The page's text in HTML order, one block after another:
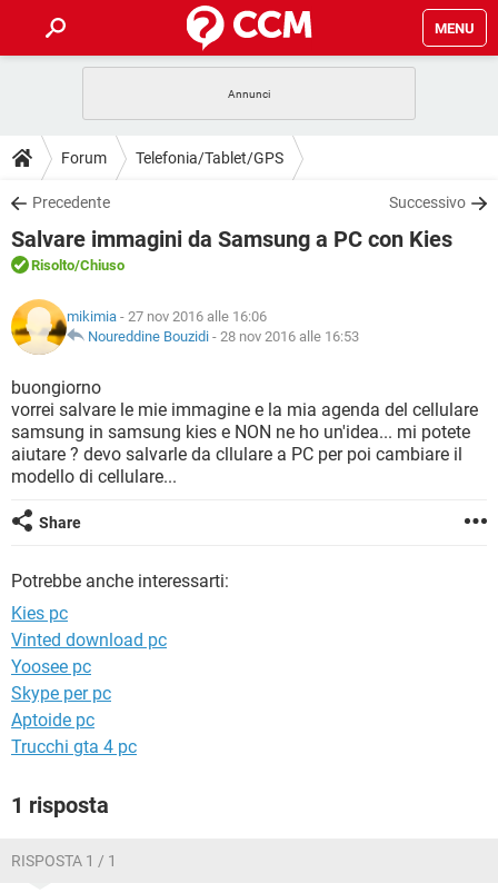
MENU
INTRATTENIMENTO ANDROID
iOS
INSTAGRAM WHATSAPP
TIKTOK
HARDWARE
GUIDE
COVID-19 GAMING
iOS
INSTAGRAM
TIKTOK FACEBOOK
DOWNLOAD
COVID-19 GAMING
INTRATTENIMENTO
iOS WINDOWS 10
INSTAGRAM
TIKTOK
HARDWARE
FORUM
COVID-19
INTRATTENIMENTO ANDROID
INSTAGRAM WHATSAPP
TIKTOK FACEBOOK
HARDWARE
GLOSSARIO
COVID-19
INTRATTENIMENTO
iOS WINDOWS 10
INSTAGRAM WHATSAPP
Forum Telefonia/Tablet/GPS
Precedente Successivo
Salvare immagini da Samsung a PC con Kies
Risolto/Chiuso
mikimia - 27 nov 2016 alle 16:06
Noureddine Bouzidi - 28 nov 2016 alle 16:53
buongiorno
vorrei salvare le mie immagine e la mia agenda del cellulare
samsung in samsung kies e NON ne ho un'idea... mi potete
aiutare ? devo salvarle da cllulare a PC per poi cambiare il
modello di cellulare...
Share
Potrebbe anche interessarti:
Kies pc
Vinted download pc
Yoosee pc
Skype per pc
Aptoide pc
Trucchi gta 4 pc
1 risposta
RISPOSTA 1 / 1